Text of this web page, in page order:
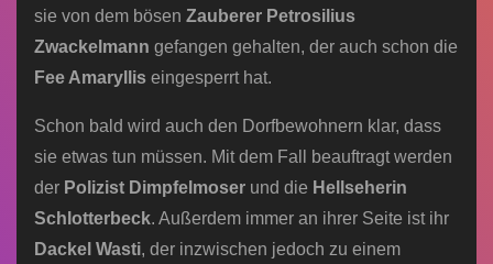
sie von dem bösen Zauberer Petrosilius
Zwackelmann gefangen gehalten, der auch schon die
Fee Amaryllis eingesperrt hat.
Schon bald wird auch den Dorfbewohnern klar, dass
sie etwas tun müssen. Mit dem Fall beauftragt werden
der Polizist Dimpfelmoser und die Hellseherin
Schlotterbeck. Außerdem immer an ihrer Seite ist ihr
Dackel Wasti, der inzwischen jedoch zu einem